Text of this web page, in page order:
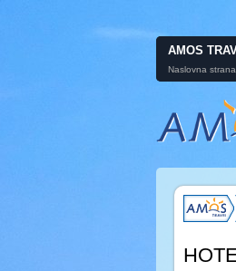
AMOS
Naslovna strana